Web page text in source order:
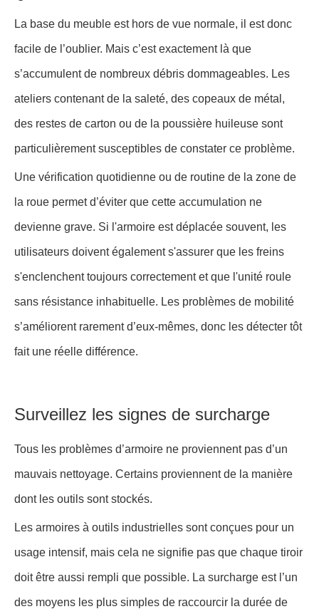
La base du meuble est hors de vue normale, il est donc
facile de l’oublier. Mais c’est exactement là que
s’accumulent de nombreux débris dommageables. Les
ateliers contenant de la saleté, des copeaux de métal,
des restes de carton ou de la poussière huileuse sont
particulièrement susceptibles de constater ce problème.
Une vérification quotidienne ou de routine de la zone de
la roue permet d’éviter que cette accumulation ne
devienne grave. Si l'armoire est déplacée souvent, les
utilisateurs doivent également s'assurer que les freins
s'enclenchent toujours correctement et que l'unité roule
sans résistance inhabituelle. Les problèmes de mobilité
s’améliorent rarement d’eux-mêmes, donc les détecter tôt
fait une réelle différence.
Surveillez les signes de surcharge
Tous les problèmes d’armoire ne proviennent pas d’un
mauvais nettoyage. Certains proviennent de la manière
dont les outils sont stockés.
Les armoires à outils industrielles sont conçues pour un
usage intensif, mais cela ne signifie pas que chaque tiroir
doit être aussi rempli que possible. La surcharge est l’un
des moyens les plus simples de raccourcir la durée de